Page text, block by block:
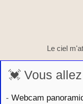
Le ciel
💓 Vous
- Webcam